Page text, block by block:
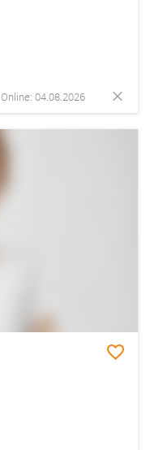
Online: 04.08.2026